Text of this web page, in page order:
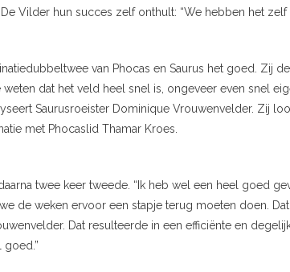
Vilder hun succes zelf onthult: “We hebben het zelf
van Phocas en Saurus het goed. Zij
weten dat het veld heel snel is, ongeveer even snel
Saurusroeister Dominique Vrouwenvelder. Zij
met Phocaslid Thamar Kroes.
twee keer tweede. “Ik heb wel een heel goed
de weken ervoor een stapje terug moeten doen.
Dat resulteerde in een efficiënte en
goed.”